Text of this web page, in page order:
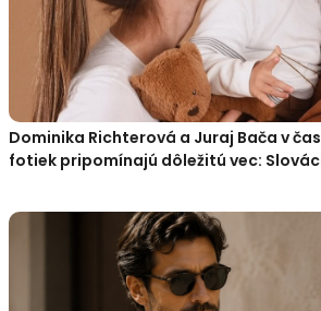
Dominika Richterová a Juraj Bača v
fotiek pripomínajú dôležitú vec: